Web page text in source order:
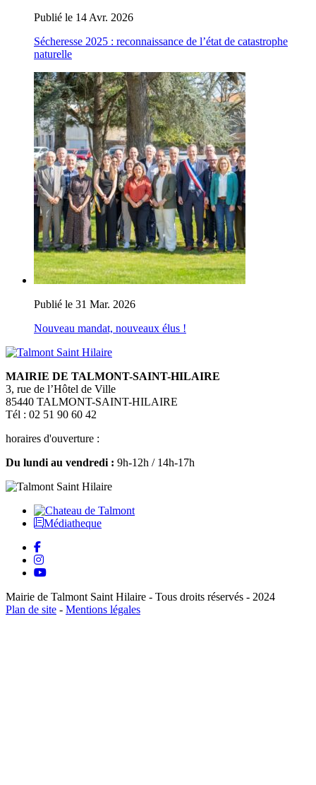
Publié le 14 Avr. 2026
Sécheresse 2025 : reconnaissance de l’état de catastrophe
naturelle
Publié le 31 Mar. 2026
Nouveau mandat, nouveaux élus !
MAIRIE DE TALMONT-SAINT-HILAIRE
3, rue de l’Hôtel de Ville
85440 TALMONT-SAINT-HILAIRE
Tél : 02 51 90 60 42
horaires d'ouverture :
Du lundi au vendredi : 9h-12h / 14h-17h
Médiatheque
Mairie de Talmont Saint Hilaire - Tous droits réservés - 2024
Plan de site - Mentions légales